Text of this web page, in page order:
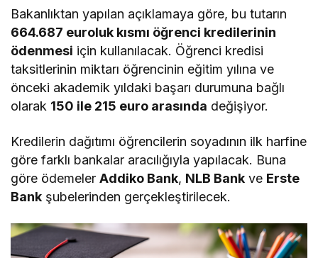
Bakanlıktan yapılan açıklamaya göre, bu tutarın
664.687 euroluk kısmı öğrenci kredilerinin
ödenmesi için kullanılacak. Öğrenci kredisi
taksitlerinin miktarı öğrencinin eğitim yılına ve
önceki akademik yıldaki başarı durumuna bağlı
olarak 150 ile 215 euro arasında değişiyor.
Kredilerin dağıtımı öğrencilerin soyadının ilk harfine
göre farklı bankalar aracılığıyla yapılacak. Buna
göre ödemelerAddiko Bank, NLB Bank ve Erste
Bank şubelerinden gerçekleştirilecek.